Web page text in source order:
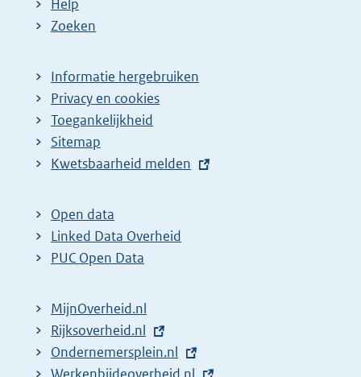
Help
Zoeken
Informatie hergebruiken
Privacy en cookies
Toegankelijkheid
Sitemap
E
t
e
r
l
i
n
Kwetsbaarheid melden
Open data
Linked Data Overheid
PUC Open Data
MijnOverheid.nl
E
x
Rijksoverheid.nl
E
Ondernemersplein.nl